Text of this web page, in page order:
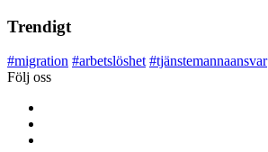
Trendigt
#migration #arbetslöshet #tjänstemannaansvar
Följ oss